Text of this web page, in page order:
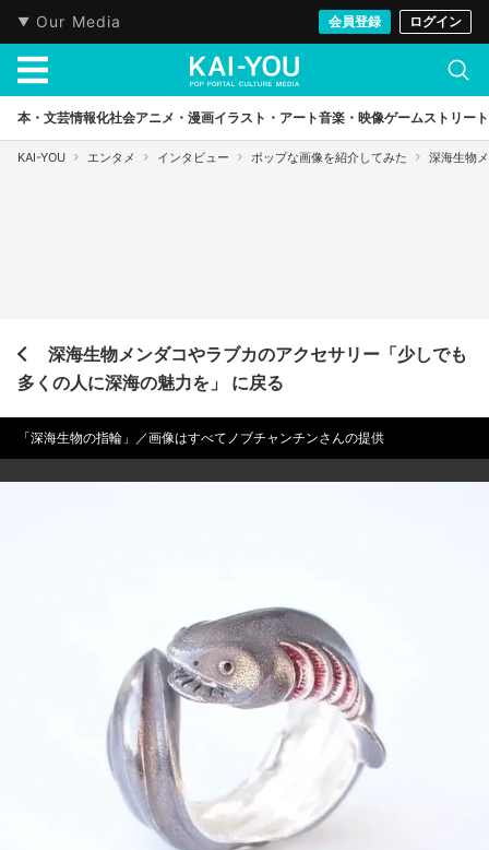
Our Media 会員登録 ログイン
本・文芸情報化社会アニメ・漫画イラスト・アート音楽・映像ゲームストリート
KAI-YOU エンタメ インタビュー ポップな画像を紹介してみた 深海生物
深海生物メンダコやラブカのアクセサリー「少しでも
多くの人に深海の魅力を」 に戻る
「深海生物の指輪」／画像はすべてノブチャンチンさんの提供